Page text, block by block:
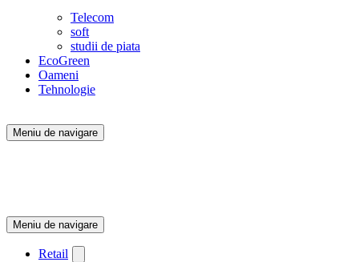
Telecom
soft
studii de piata
EcoGreen
Oameni
Tehnologie
Meniu de navigare
Meniu de navigare
Retail